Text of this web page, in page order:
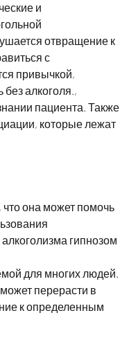
и
отвращение к
с
привычкой,
алкоголя.,
пациента. Также
которые лежат
что она может помочь
гипнозом
для многих людей.
перерасти в
к определенным